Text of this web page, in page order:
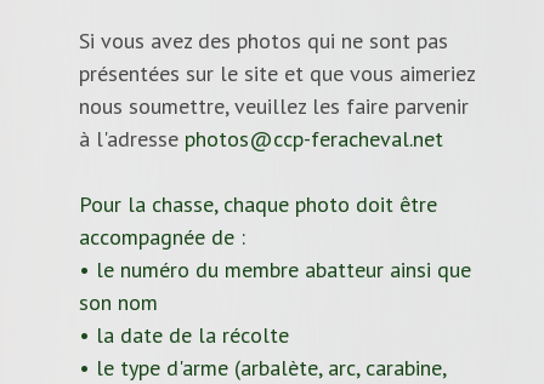
Si vous avez des photos qui ne sont pas
présentées sur le site et que vous aimeriez
nous soumettre, veuillez les faire parvenir
à l'adresse photos@ccp-feracheval.net
Pour la chasse, chaque photo doit être
accompagnée de :
• le numéro du membre abatteur ainsi que
son nom
• la date de la récolte
• le type d'arme (arbalète, arc, carabine,